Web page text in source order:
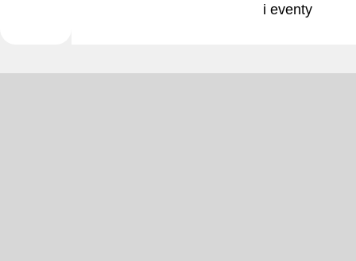
i eventy